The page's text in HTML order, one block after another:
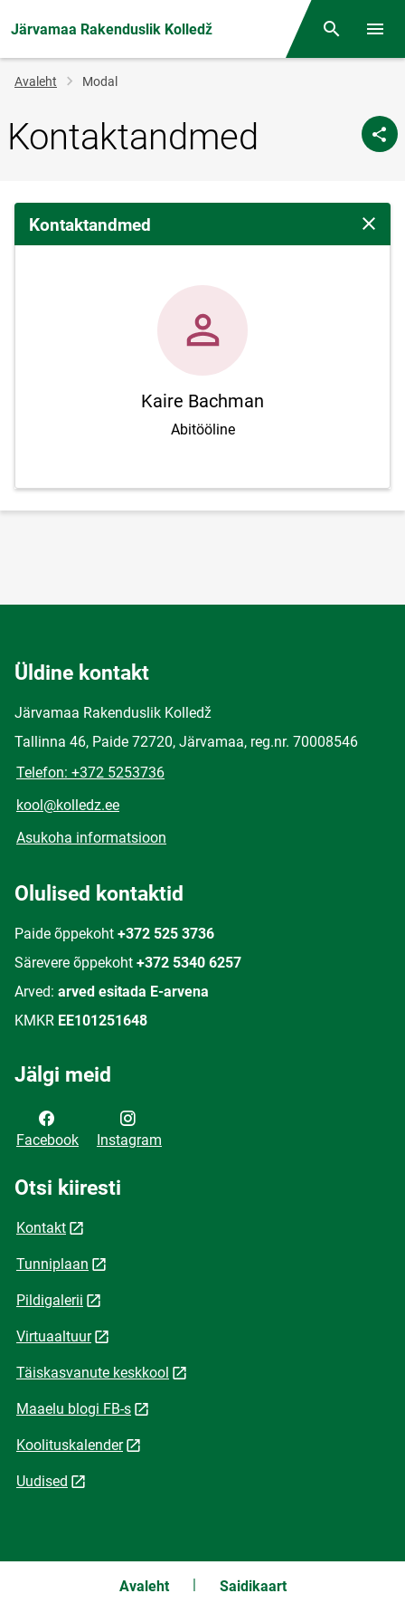
Järvamaa Rakenduslik Kolledž Otsing
Jälglink
Avaleht Modal
Kontaktandmed
Kontaktandmed Sulge
Kaire Bachman
Abitööline
Üldine kontakt
Järvamaa Rakenduslik Kolledž
Tallinna 46, Paide 72720, Järvamaa, reg.nr. 70008546
Telefon: +372 5253736
kool@kolledz.ee
Asukoha informatsioon
Olulised kontaktid
Paide õppekoht +372 525 3736
Särevere õppekoht +372 5340 6257
Arved: arved esitada E-arvena
KMKR EE101251648
Jälgi meid
Facebook Instagram
Otsi kiiresti
Kontakt
Tunniplaan
Pildigalerii
Virtuaaltuur
Täiskasvanute keskkool
Maaelu blogi FB-s
Koolituskalender
Uudised
Avaleht Saidikaart